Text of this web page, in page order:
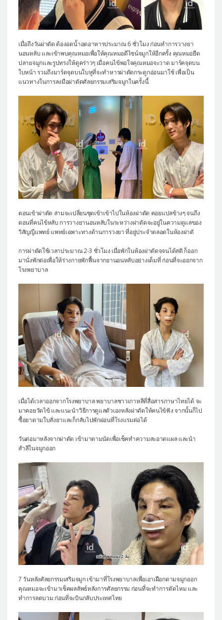
เมื่อถึงวันผ่าตัด ต้องอดน้ำอดอาหารประมาณ 6 ชั่วโมง ก่อนทำการวางยา
นอนหลับ และเข้าพบคุณหมอเพื่อให้คุณหมอดีไซน์จมูกให้อีกครั้ง คุณหมอยืด
ปลายจมูกและรูปทรงให้ดูคร่าวๆ เมื่อคนไข้พอใจคุณหมอจะวาด มาร์คจุดบน
ใบหน้า รวมถึงมาร์ดจุดบนใบหูที่จะทำหารผ่าตัดกระดูกอ่อนมาใช้ เพื่อเป็น
แนวทางในการลงมือผ่าตัดศัลยกรรมเสริมจมูกในครั้งนี้
ตอนเข้าผ่าตัด ล่ามจะเปลี่ยนชุดเข้าเข้าไปในห้องผ่าตัด คอยแปลข้างๆ จนถึง
ตอนที่คนไข้หลับ การวางยานอนหลับในระหว่างผ่าตัดจะอยู่ในความดูแลของ
วิสัญญีแพทย์ แพทย์เฉพาะทางด้านการวงยา ที่อยู่ประจำตลอดในห้องผ่าตั
การผ่าตัดใช้เวลาประมาณ 2-3 ชั่วโมง เมื่อพักในห้องผ่าตัดจจนได้สติ ก็ออก
มานั่งพักต่อเพื่อให้ร่างกายพักฟื้นจากยานอนหลับอย่างเต็มที่ ก่อนที่จะออกจาก
โรงพยาบาล
เมื่อได้เวลาออกจากโรงพยาบาล พยาบาลชาวเกาหลีที่สื่อสารภาษาไทยได้ จะ
มาคอยวัดไข้ และแนะนำวิธีการดูแลตัวเองหลังผ่าตัดให้คนไข้ฟัง จากนั้นก็ไป
ซื้อยาตามใบสั่งยาและก็กลับไปพักผ่อนที่โรงแรมต่อได้
วันต่อมาหลังจากผ่าตัด เข้ามาตามนัดเพื่อเช็คทำความสะอาดแผล และนำ
สำลีในจมูกออก
7 วันหลังศัลยกรรมเสริมจมูก เข้ามาที่โรงพยาบาลเพื่อเอาเฝือกดามจมูกออก
คุณหมอจะเข้ามาเช็คผลลัพธ์หลังการศัลยกรรม ก่อนที่จะทำการตัดไหม และ
ทำการลดบวม ก่อนที่จะบินกลับประเทศไทย